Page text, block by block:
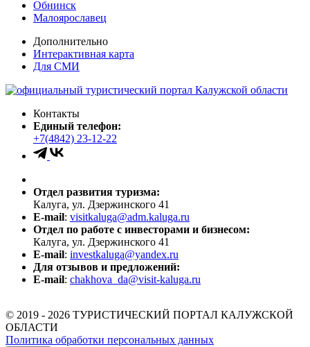
Обнинск
Малоярославец
Дополнительно
Интерактивная карта
Для СМИ
Контакты
Единый телефон:
+7(4842) 23-12-22
Отдел развития туризма:
Калуга, ул. Дзержинского 41
E-mail: visitkaluga@adm.kaluga.ru
Отдел по работе с инвесторами и бизнесом:
Калуга, ул. Дзержинского 41
E-mail: investkaluga@yandex.ru
Для отзывов и предложений:
E-mail: chakhova_da@visit-kaluga.ru
© 2019 - 2026 ТУРИСТИЧЕСКИЙ ПОРТАЛ КАЛУЖСКОЙ
ОБЛАСТИ
Политика обработки персональных данных